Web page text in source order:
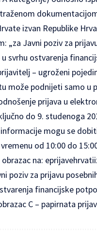
izvan Republike
„za Javni poziv za
svrhu ostvarenja
– ugroženi
može podnijeti samo u
prijava u
do 9. studenoga
mogu se
od 10:00 do
na:
poziv za prijavu
financijske
C – papirnata